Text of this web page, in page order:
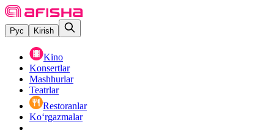
Рус Kirish
Kino
Konsertlar
Mashhurlar
Teatrlar
Restoranlar
Ko‘rgazmalar